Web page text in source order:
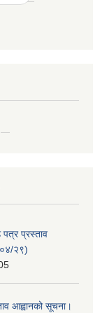
पत्र प्रस्ताव
०४/२९)
आह्वानको सूचना।